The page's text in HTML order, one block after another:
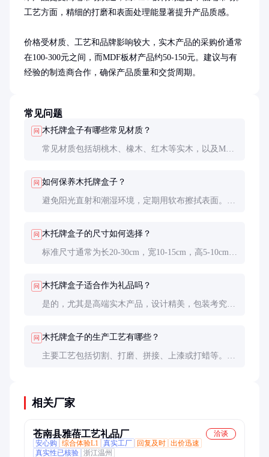
工艺方面，精细的打磨和表面处理能显著提升产品质感。
价格受材质、工艺和品牌影响较大，实木产品的采购价通常
在100-300元之间，而MDF板材产品约50-150元。建议与有
经验的制造商合作，确保产品质量和交货周期。
常见问题
问 木托牌盒子有哪些常见材质？
常见材质包括胡桃木、橡木、红木等实木，以及MDF
问 如何保养木托牌盒子？
避免阳光直射和潮湿环境，定期用软布擦拭表面。实
问 木托牌盒子的尺寸如何选择？
标准尺寸通常为长20-30cm，宽10-15cm，高5-10cm。
问 木托牌盒子适合作为礼品吗？
是的，尤其是高端实木产品，设计精美，包装考究，
问 木托牌盒子的生产工艺有哪些？
主要工艺包括切割、打磨、拼接、上漆或打蜡等。高
相关厂家
苍南县雅蓓工艺礼品厂
洽谈
安心购
综合体验L1 真实工厂 回复及时 出价迅速
真实性已核验 浙江温州